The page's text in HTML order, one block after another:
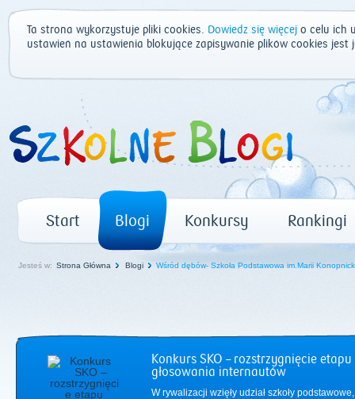
Ta strona wykorzystuje pliki cookies. Dowiedz się więcej o celu ich
ustawień na ustawienia blokujące zapisywanie plików cookies
Start Blogi Konkursy Rankingi
Jesteś w: Strona Główna Blogi Wśród dębów- Szkoła Podstawowa im.Marii
Konkurs SKO – rozstrzygnięcie
głosowania internautów
W rywalizacji wzięły udział szkoły